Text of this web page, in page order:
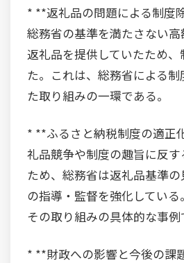
* **返礼品の問題による制度
総務省の基準を満たさない
返礼品を提供していたため
た。これは、総務省による
た取り組みの一環である。
* **ふるさと納税制度の適正
礼品競争や制度の趣旨に反
ため、総務省は返礼品基準
の指導・監督を強化している
その取り組みの具体的な事例
* **財政への影響と今後の課